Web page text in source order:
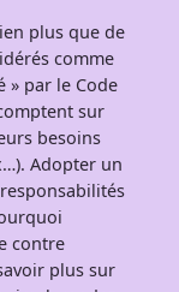
plus que de
comme
» par le Code
sur
besoins
Adopter un
contre
plus sur